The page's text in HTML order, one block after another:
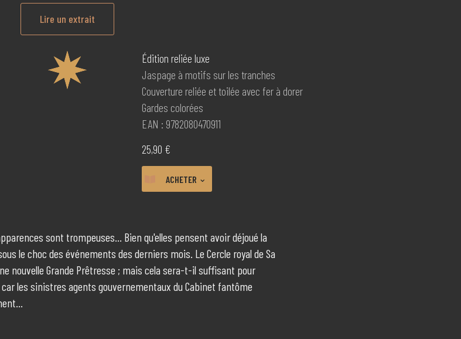
Lire un extrait
Édition reliée luxe
Jaspage à motifs sur les tranches
Couverture reliée et toilée avec fer à dorer
Gardes colorées
EAN : 9782080470911
25,90 €
ACHETER ⌄
sont trompeuses... Bien qu'elles pensent avoir déjoué la
le choc des événements des derniers mois. Le Cercle royal de Sa
nouvelle Grande Prêtresse ; mais cela sera-t-il suffisant pour
les sinistres agents gouvernementaux du Cabinet fantôme